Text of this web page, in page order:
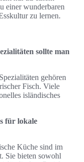
einer wunderbaren
zu lernen.
sollte man
gehören
Fisch. Viele
isländisches
für lokale
Küche sind im
Sie bieten sowohl